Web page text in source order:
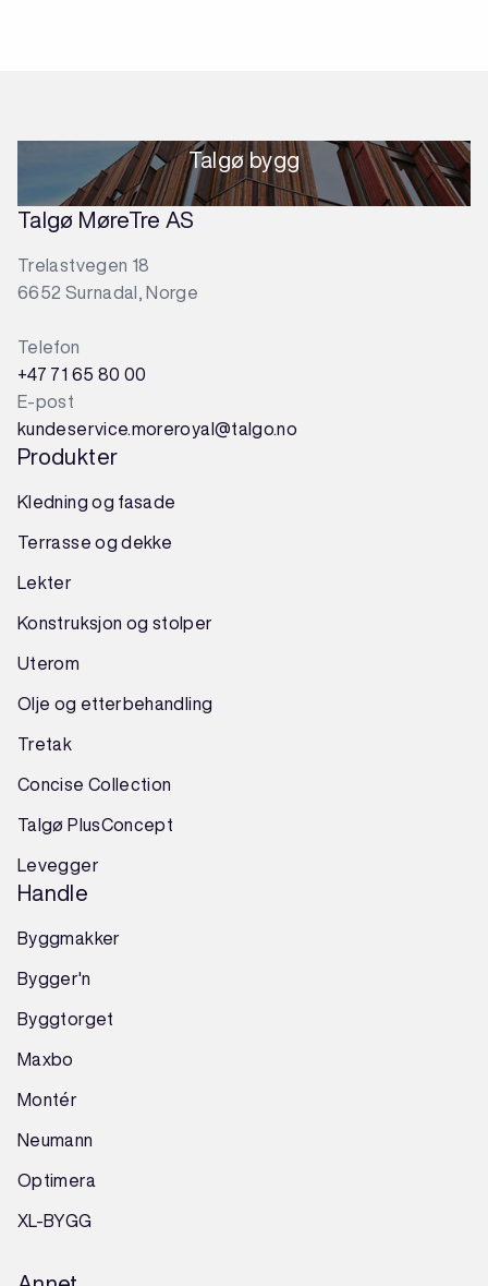
Talgø bygg
Talgø MøreTre AS
Trelastvegen 18
6652 Surnadal, Norge
Telefon
+47 71 65 80 00
E-post
kundeservice.moreroyal@talgo.no
Produkter
Kledning og fasade
Terrasse og dekke
Lekter
Konstruksjon og stolper
Uterom
Olje og etterbehandling
Tretak
Concise Collection
Talgø PlusConcept
Levegger
Handle
Byggmakker
Bygger'n
Byggtorget
Maxbo
Montér
Neumann
Optimera
XL-BYGG